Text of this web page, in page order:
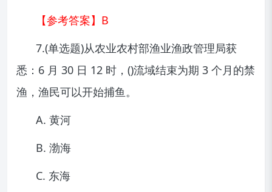
【参考答案】B
7.(单选题)从农业农村部渔业渔政管理局获
悉：6 月 30 日 12 时，()流域结束为期 3 个月的禁
渔，渔民可以开始捕鱼。
A. 黄河
B. 渤海
C. 东海